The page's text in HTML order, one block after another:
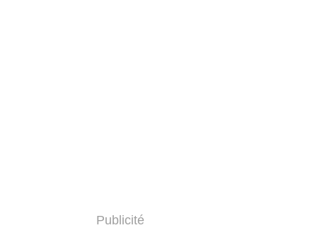
Publicité